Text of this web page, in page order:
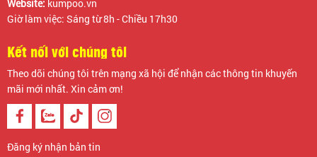
Website: kumpoo.vn
Giờ làm việc: Sáng từ 8h - Chiều 17h30
Kết nối với chúng tôi
Theo dõi chúng tôi trên mạng xã hội để nhận các thông tin khuyến
mãi mới nhất. Xin cảm ơn!
Đăng ký nhận bản tin